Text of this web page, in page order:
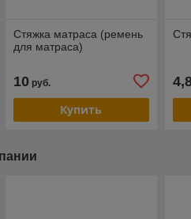
Стяжка матраса (ремень
для матраса)
10руб.
Купить